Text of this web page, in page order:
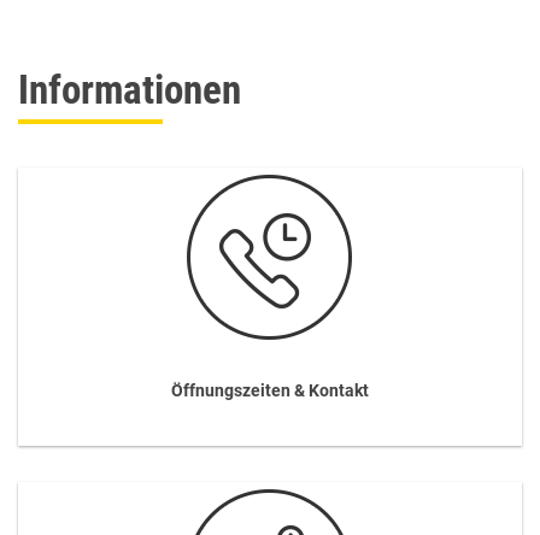
Informationen
Öffnungszeiten & Kontakt